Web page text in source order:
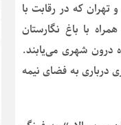
که در رقابت با
با باغ نگارستان
درون شهری می‌یابند.
درباری به فضای نیمه